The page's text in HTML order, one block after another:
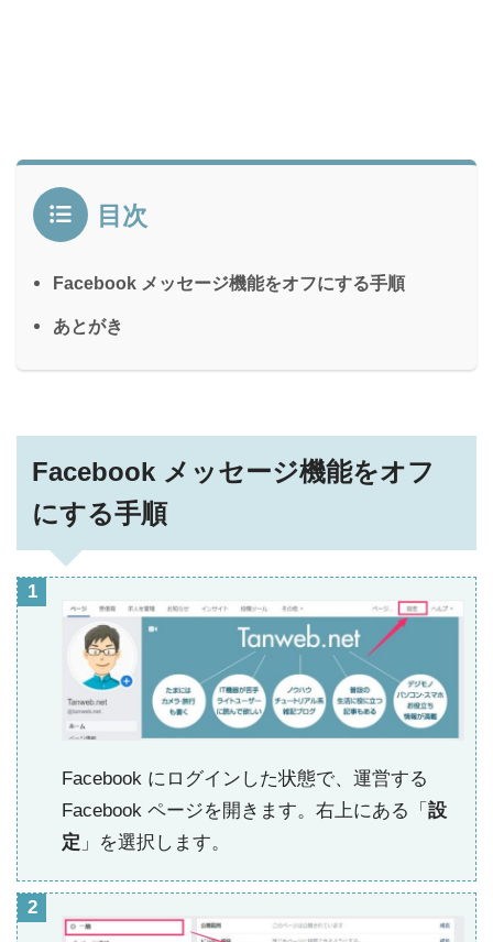
目次
Facebook メッセージ機能をオフにする手順
あとがき
Facebook メッセージ機能をオフ
にする手順
Facebook にログインした状態で、運営する
Facebook ページを開きます。右上にある「 設
定 」を選択します。